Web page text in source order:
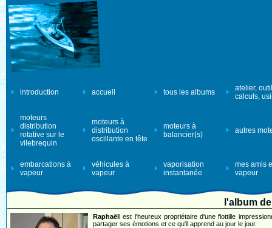
introduction accueil tous les albums
atelier,
calculs,
moteurs
distribution
rotative sur le
vilebrequin
moteurs à
distribution
oscillante en tête
moteurs à
balancier(s)
autres
embarcations à
vapeur
véhicules à
vapeur
vaporisation
instantanée
mes amis
vapeur
l'album
Raphaëll est l'heureux propriétaire d'une flottille
partager ses émotions et ce qu'il apprend au jour le jour.